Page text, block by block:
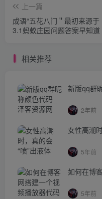
上一篇
成语“五花八门＂最初来源于
3.1蚂蚁庄园问题答案早知道
相关推荐
新版qq群
2年前
女性高潮
5年前
如何在博
5年前